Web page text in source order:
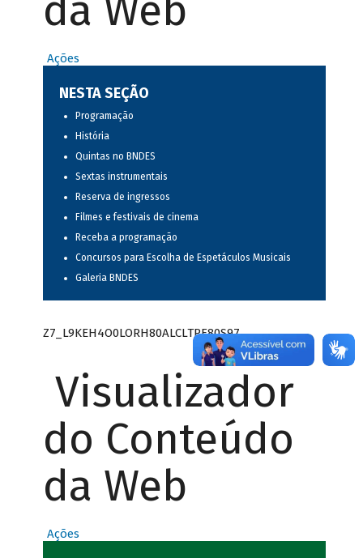
da Web
Ações
NESTA SEÇÃO
Programação
História
Quintas no BNDES
Sextas instrumentais
Reserva de ingressos
Filmes e festivais de cinema
Receba a programação
Concursos para Escolha de Espetáculos Musicais
Galeria BNDES
Z7_L9KEH4O0LORH80ALCLTPF80S97
Visualizador
do Conteúdo
da Web
Ações